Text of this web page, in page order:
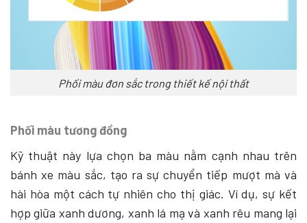
Phối màu đơn sắc trong thiết kế nội thất
Phối màu tương đồng
Kỹ thuật này lựa chọn ba màu nằm cạnh nhau trên
bánh xe màu sắc, tạo ra sự chuyển tiếp mượt mà và
hài hòa một cách tự nhiên cho thị giác. Ví dụ, sự kết
hợp giữa xanh dương, xanh lá mạ và xanh rêu mang lại